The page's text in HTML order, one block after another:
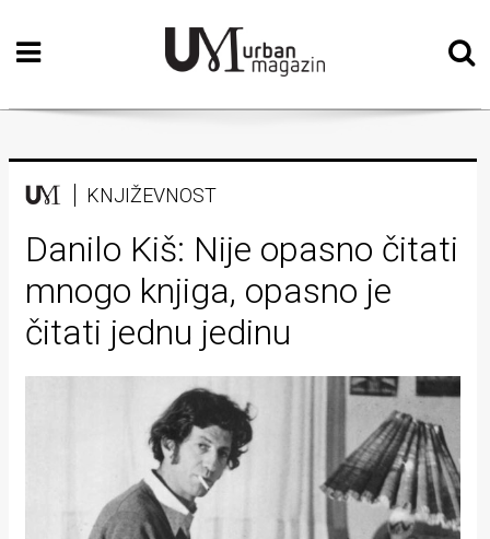
Početna
Vizualne
Teatar
Književnost
Muzika
Film
Intervju
KNJIŽEVNOST
Danilo Kiš: Nije opasno čitati
mnogo knjiga, opasno je
čitati jednu jedinu